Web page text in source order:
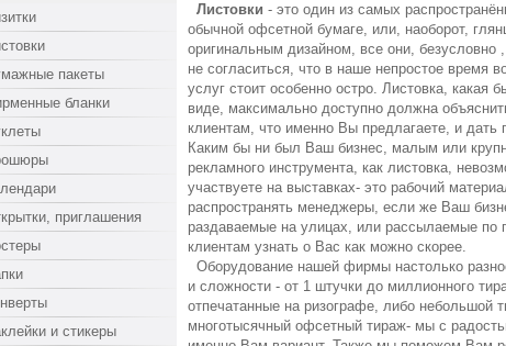
пакеты
бланки
приглашения
и стикеры
Листовки - это один из самых
обычной офсетной бумаге, или, наоборот,
оригинальным дизайном, все они,
не согласиться, что в наше непростое время
услуг стоит особенно остро. Листовка, какая
виде, максимально доступно должна
клиентам, что именно Вы предлагаете, и дать
Каким бы ни был Ваш бизнес, малым или
рекламного инструмента, как листовка,
участвуете на выставках- это рабочий
распространять менеджеры, если же Ваш
раздаваемые на улицах, или рассылаемые по
клиентам узнать о Вас как можно скорее.
Оборудование нашей фирмы настолько
и сложности - от 1 штучки до миллионного
отпечатанные на ризографе, либо небольшой
многотысячный офсетный тираж- мы с